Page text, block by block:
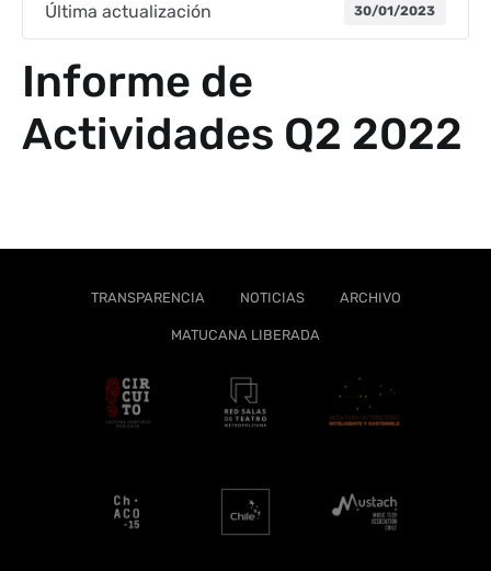
Última actualización 30/01/2023
Informe de
Actividades Q2 2022
TRANSPARENCIA NOTICIAS ARCHIVO
MATUCANA LIBERADA